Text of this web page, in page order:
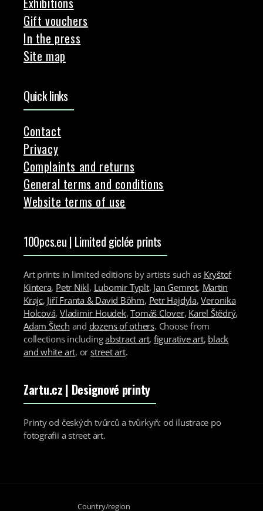
Gift vouchers
In the press
Site map
Quick links
Contact
Privacy
Complaints and returns
General terms and conditions
Website terms of use
100pcs.eu | Limited giclée prints
Art prints in limited editions by artists such as Kryštof
Kintera, Petr Nikl, Lubomir Typlt, Jan Gemrot, Martin
Krajc, Jiří Franta & David Böhm, Petr Hajdyla,Veronika
Holcová, Vladimir Houdek,Tomáš Clover, Karel Štědrý,
Adam Štech and dozens of others. Choose from
collections includingabstract art, figurative art, black
and white art, or street art.
Zartu.cz | Designové printy
Printy od českých tvůrců a tvůrkyň: od ilustrace po
fotografii a street art.
Country/region